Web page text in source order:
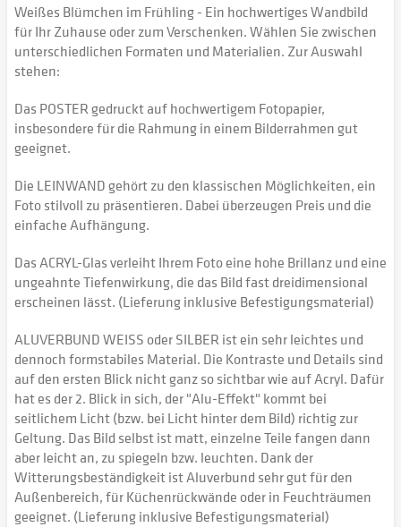
Weißes Blümchen im Frühling - Ein hochwertiges Wandbild
für Ihr Zuhause oder zum Verschenken. Wählen Sie zwischen
unterschiedlichen Formaten und Materialien. Zur Auswahl
stehen:
Das POSTER gedruckt auf hochwertigem Fotopapier,
insbesondere für die Rahmung in einem Bilderrahmen gut
geeignet.
Die LEINWAND gehört zu den klassischen Möglichkeiten, ein
Foto stilvoll zu präsentieren. Dabei überzeugen Preis und die
einfache Aufhängung.
Das ACRYL-Glas verleiht Ihrem Foto eine hohe Brillanz und eine
ungeahnte Tiefenwirkung, die das Bild fast dreidimensional
erscheinen lässt. (Lieferung inklusive Befestigungsmaterial)
ALUVERBUND WEISS oder SILBER ist ein sehr leichtes und
dennoch formstabiles Material. Die Kontraste und Details sind
auf den ersten Blick nicht ganz so sichtbar wie auf Acryl. Dafür
hat es der 2. Blick in sich, der "Alu-Effekt" kommt bei
seitlichem Licht (bzw. bei Licht hinter dem Bild) richtig zur
Geltung. Das Bild selbst ist matt, einzelne Teile fangen dann
aber leicht an, zu spiegeln bzw. leuchten. Dank der
Witterungsbeständigkeit ist Aluverbund sehr gut für den
Außenbereich, für Küchenrückwände oder in Feuchträumen
geeignet. (Lieferung inklusive Befestigungsmaterial)